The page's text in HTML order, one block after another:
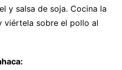
y salsa de soja. Cocina la
viértela sobre el pollo al